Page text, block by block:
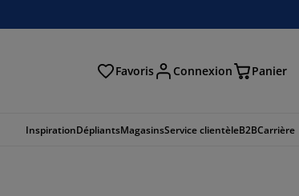
Favoris Connexion Panier
InspirationDépliantsMagasinsService clientèleB2BCarrière